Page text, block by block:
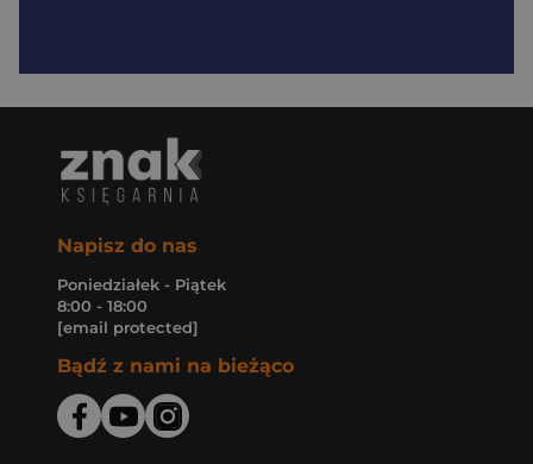
Napisz do nas
Poniedziałek - Piątek
8:00 - 18:00
[email protected]
Bądź z nami na bieżąco